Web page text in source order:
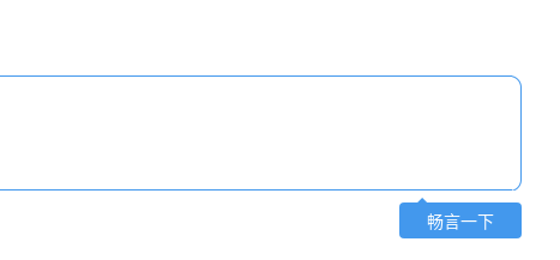
畅言一下